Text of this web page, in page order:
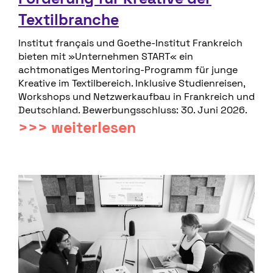
c
k
o
p
p
l
n
g
e
n
–
Textilbranche
Institut français und Goethe-Institut Frankreich
bieten mit »Unternehmen START« ein
achtmonatiges Mentoring-Programm für junge
Kreative im Textilbereich. Inklusive Studienreisen,
Workshops und Netzwerkaufbau in Frankreich und
Deutschland. Bewerbungsschluss: 30. Juni 2026.
>>> weiterlesen